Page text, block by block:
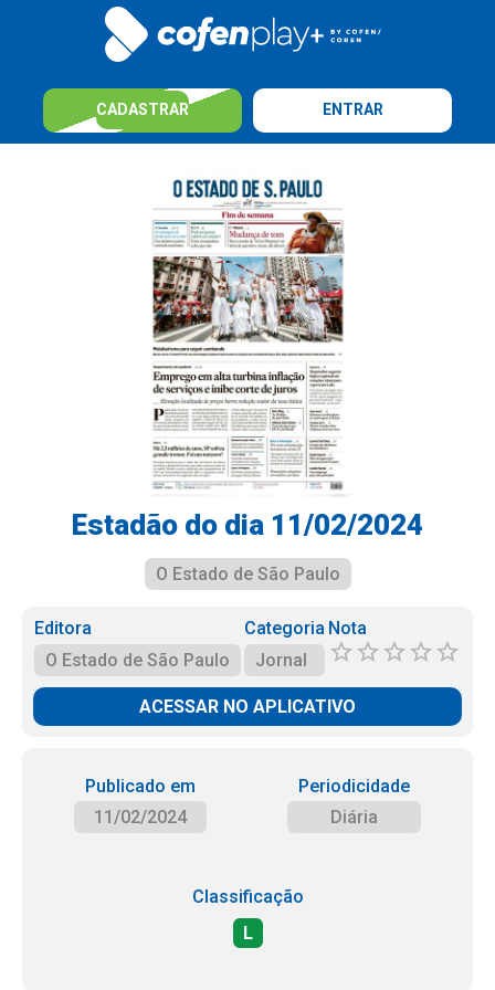
CADASTRAR ENTRAR
Estadão do dia 11/02/2024
O Estado de São Paulo
Editora
O Estado de São Paulo
Categoria
Jornal
Nota
ACESSAR NO APLICATIVO
Publicado em
11/02/2024
Periodicidade
Diária
Classificação
L